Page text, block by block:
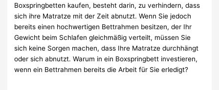
Boxspringbetten kaufen, besteht darin, zu verhindern, dass
sich ihre Matratze mit der Zeit abnutzt. Wenn Sie jedoch
bereits einen hochwertigen Bettrahmen besitzen, der Ihr
Gewicht beim Schlafen gleichmäßig verteilt, müssen Sie
sich keine Sorgen machen, dass Ihre Matratze durchhängt
oder sich abnutzt. Warum in ein Boxspringbett investieren,
wenn ein Bettrahmen bereits die Arbeit für Sie erledigt?